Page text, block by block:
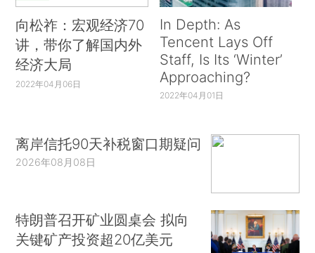
向松祚：宏观经济70
讲，带你了解国内外
经济大局
2022年04月06日
In Depth: As
Tencent Lays Off
Staff, Is Its ‘Winter’
Approaching?
2022年04月01日
离岸信托90天补税窗口期疑问
2026年08月08日
特朗普召开矿业圆桌会 拟向
关键矿产投资超20亿美元